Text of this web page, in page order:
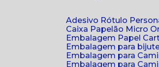
Adesivo Rótulo
Caixa Papelão Micro
Embalagem Papel
Embalagem para
Embalagem para
Embalagem para